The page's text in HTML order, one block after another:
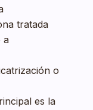
tratada
a
o
es la